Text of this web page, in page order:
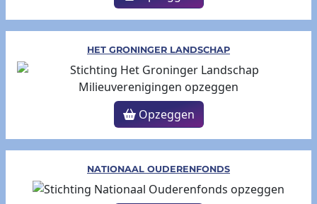
HET GRONINGER LANDSCHAP
Opzeggen
NATIONAAL OUDERENFONDS